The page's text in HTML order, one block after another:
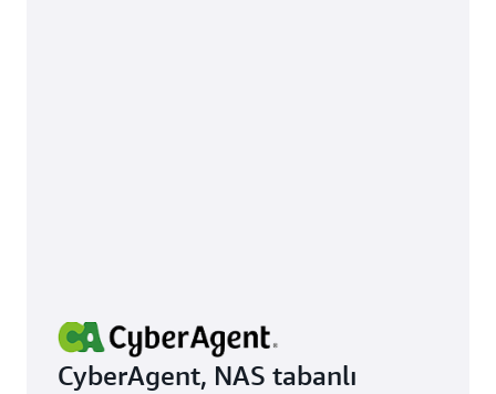
CyberAgent, NAS tabanlı